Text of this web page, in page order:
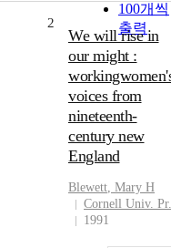
100개씩
출력
2
We will rise in
our might :
voices from
nineteenth-
century new
England
Blewett, Mary H
Cornell Univ. Pr.
1991